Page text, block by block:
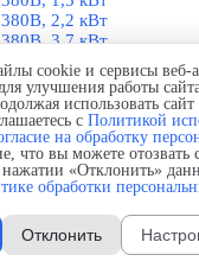
2,2 кВт
3,7 кВт
4 кВт
380В, 5,5 кВт
380В, 7,5 кВт
380В, 11 кВт
380В, 15 кВт
380В, 18,5 кВт
380В, 22 кВт
30 кВт
37 кВт
380В, 45 кВт
cookie и сервисы веб-
улучшения работы
использовать
с Политикой
на обработку
что вы можете отозвать
«Отклонить»
обработки
Отклонить